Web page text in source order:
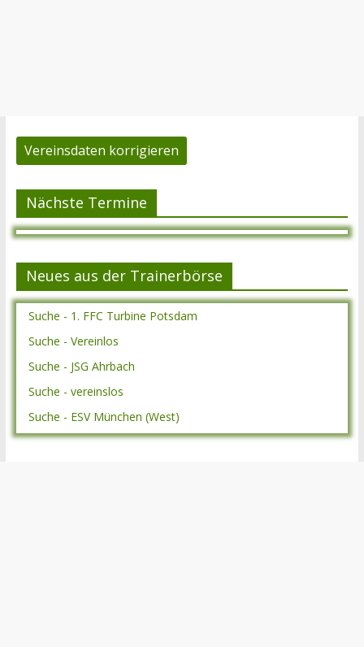
Vereinsdaten korrigieren
Nächste Termine
Neues aus der Trainerbörse
Suche - 1. FFC Turbine Potsdam
Suche - Vereinlos
Suche - JSG Ahrbach
Suche - vereinslos
Suche - ESV München (West)